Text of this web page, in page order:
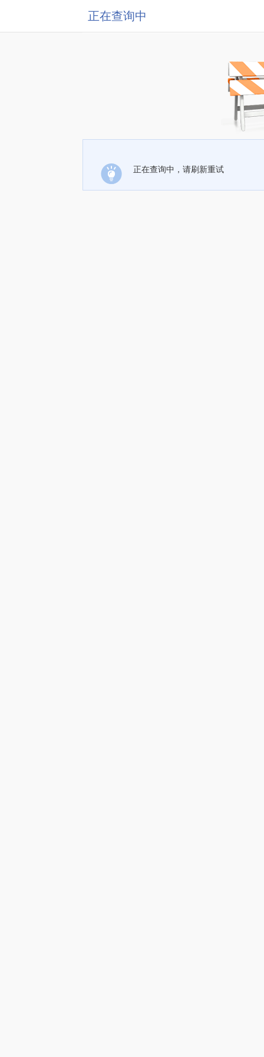
正在查询中
正在查询中，请刷新重试